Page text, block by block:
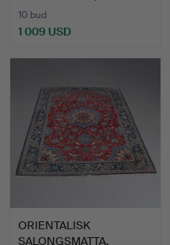
10 bud
1 009 USD
ORIENTALISK
SALONGSMATTA.